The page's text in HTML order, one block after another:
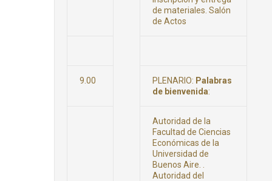
de materiales. Salón
de Actos
9.00 PLENARIO: Palabras
de bienvenida:
Autoridad de la
Facultad de Ciencias
Económicas de la
Universidad de
Buenos Aire. .
Autoridad del